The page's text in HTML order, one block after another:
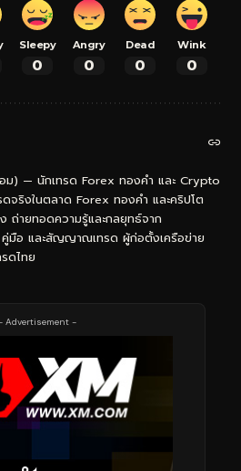
Sleepy
0
Angry
0
Dead
0
Wink
0
) — นักเทรด Forex ทองคำ และ Crypto
จริงในตลาด Forex ทองคำ และคริปโต
ถ่ายทอดความรู้และกลยุทธ์จาก
มือ และสัญญาณเทรด ผู้ก่อตั้งเครือข่าย
ดไทย
Advertisement -